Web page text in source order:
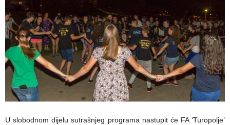
U slobodnom dijelu sutrašnjeg programa nastupit će FA ‘Turopolje’